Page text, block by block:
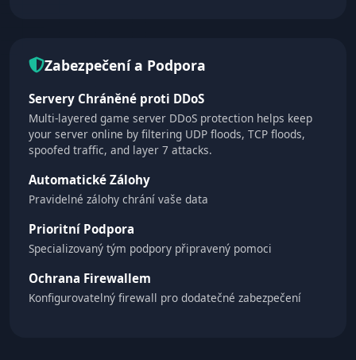
Zabezpečení a Podpora
Servery Chráněné proti DDoS
Multi-layered game server DDoS protection helps keep
your server online by filtering UDP floods, TCP floods,
spoofed traffic, and layer 7 attacks.
Automatické Zálohy
Pravidelné zálohy chrání vaše data
Prioritní Podpora
Specializovaný tým podpory připravený pomoci
Ochrana Firewallem
Konfigurovatelný firewall pro dodatečné zabezpečení